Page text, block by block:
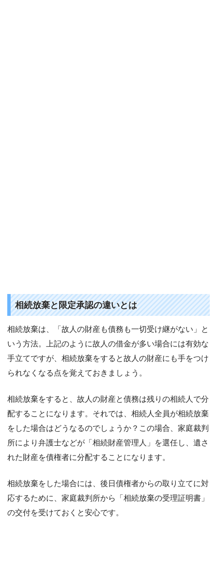
相続放棄と限定承認の違いとは
相続放棄は、「故人の財産も債務も一切受け継がない」と
いう方法。上記のように故人の借金が多い場合には有効な
手立てですが、相続放棄をすると故人の財産にも手をつけ
られなくなる点を覚えておきましょう。
相続放棄をすると、故人の財産と債務は残りの相続人で分
配することになります。それでは、相続人全員が相続放棄
をした場合はどうなるのでしょうか？この場合、家庭裁判
所により弁護士などが「相続財産管理人」を選任し、遺さ
れた財産を債権者に分配することになります。
相続放棄をした場合には、後日債権者からの取り立てに対
応するために、家庭裁判所から「相続放棄の受理証明書」
の交付を受けておくと安心です。